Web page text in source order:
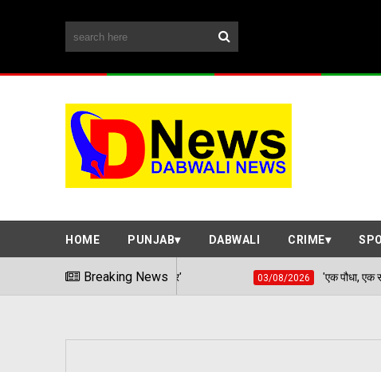
HOME PUNJAB DABWALI CRIME
Breaking News 03/08/2026 ​'एक पौधा, एक संकल्प': मंडी डबवाली